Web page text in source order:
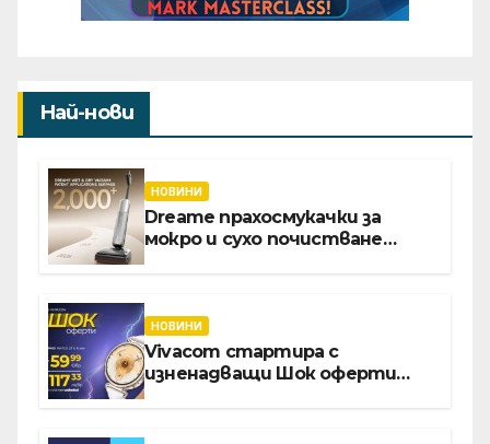
Най-нови
НОВИНИ
Dreame прахосмукачки за
мокро и сухо почистване
НОВИНИ
Vivacom стартира с
изненадващи Шок оферти